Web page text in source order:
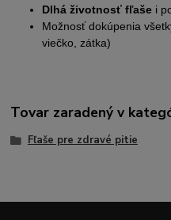
Dlhá životnosť fľaše i
Možnosť dokúpenia
viečko, zátka)
Tovar zaradený v
Fľaše pre zdravé pitie